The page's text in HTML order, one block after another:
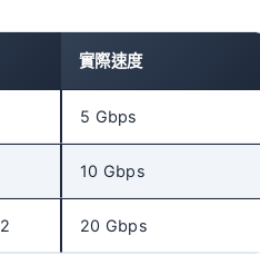
實際速度
5 Gbps
10 Gbps
20 Gbps